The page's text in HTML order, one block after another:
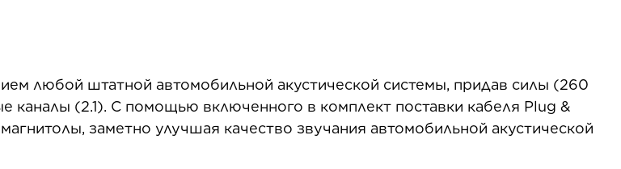
любой штатной автомобильной акустической системы, придав силы (260
каналы (2.1). С помощью включенного в комплект поставки кабеля Plug &
заметно улучшая качество звучания автомобильной акустической